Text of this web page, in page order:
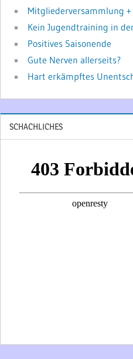
Mitgliederversammlung
Kein Jugendtraining in
Positives Saisonende
Gute Nerven allerseits?
Hart erkämpftes
SCHACHLICHES